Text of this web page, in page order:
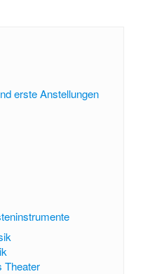
erste Anstellungen
Theater